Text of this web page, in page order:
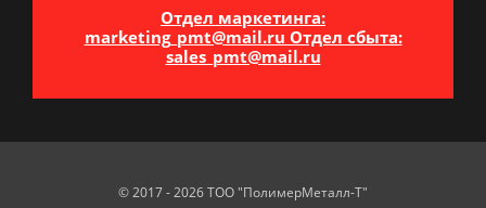
Отдел маркетинга:
marketing_pmt@mail.ru Отдел сбыта:
sales_pmt@mail.ru
© 2017 - 2026 ТОО "ПолимерМеталл-Т"